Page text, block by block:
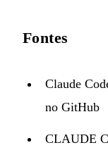
Fontes
Claude
no GitHub
CLAUDE